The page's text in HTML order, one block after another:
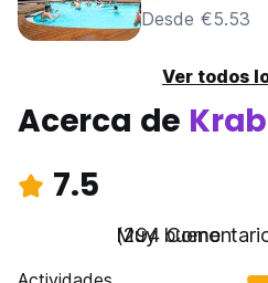
Desde €5.53
Ver todos
Acerca de
7.5
Muy bueno
(294